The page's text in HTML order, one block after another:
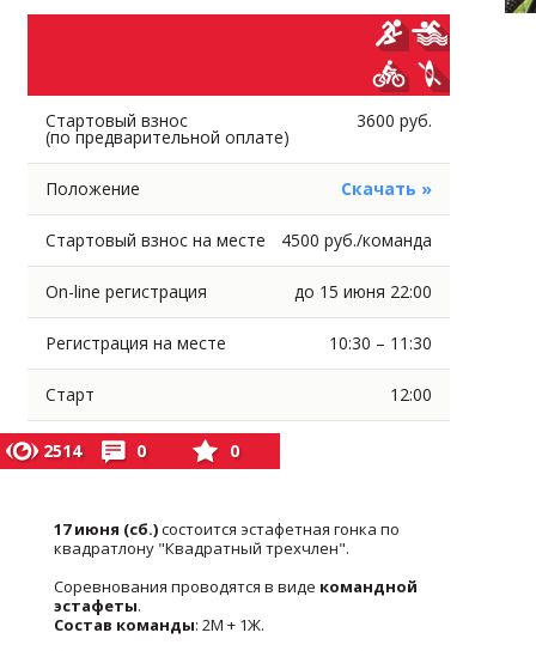
Стартовый взнос
(по предварительной оплате)
3600 руб.
Положение Скачать »
Стартовый взнос на месте 4500 руб./команда
On-line регистрация до 15 июня 22:00
Регистрация на месте 10:30 – 11:30
Старт 12:00
2514 0 0
17 июня (сб.)состоится эстафетная гонка по
квадратлону "Квадратный трехчлен".
Соревнования проводятся в виде командной
эстафеты.
Состав команды: 2М + 1Ж.